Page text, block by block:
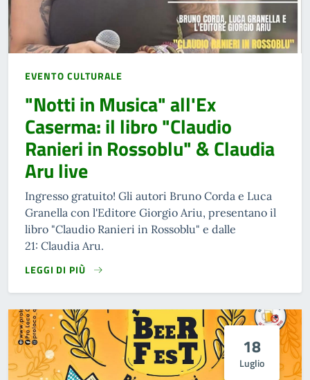
EVENTO CULTURALE
"Notti in Musica" all'Ex
Caserma: il libro "Claudio
Ranieri in Rossoblu" & Claudia
Aru live
Ingresso gratuito! Gli autori Bruno Corda e Luca
Granella con l'Editore Giorgio Ariu, presentano il
libro "Claudio Ranieri in Rossoblu" e dalle
21: Claudia Aru.
LEGGI DI PIÙ
18
Luglio